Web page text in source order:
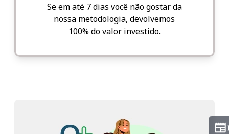
Se em até 7 dias você não gostar da
nossa metodologia, devolvemos
100% do valor investido.